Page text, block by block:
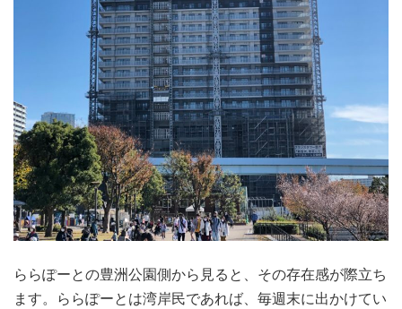
ららぽーとの豊洲公園側から見ると、その存在感が際立ち
ます。ららぽーとは湾岸民であれば、毎週末に出かけてい